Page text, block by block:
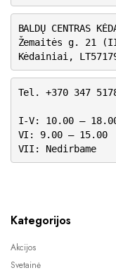
BALDŲ CENTRAS
Žemaitės g. 21
Kėdainiai,
Tel. +370 347
I-V: 10.00 –
VI: 9.00 – 15.00
VII: Nedirbame
Kategorijos
Akcijos
Svetainė